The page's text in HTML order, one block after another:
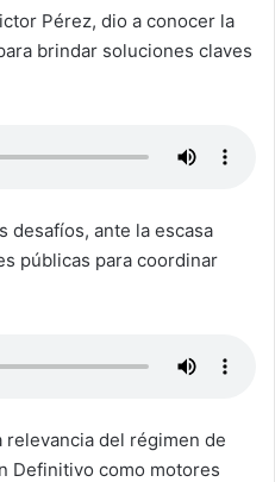
Pérez, dio a conocer la
brindar soluciones claves
desafíos, ante la escasa
públicas para coordinar
relevancia del régimen de
Definitivo como motores